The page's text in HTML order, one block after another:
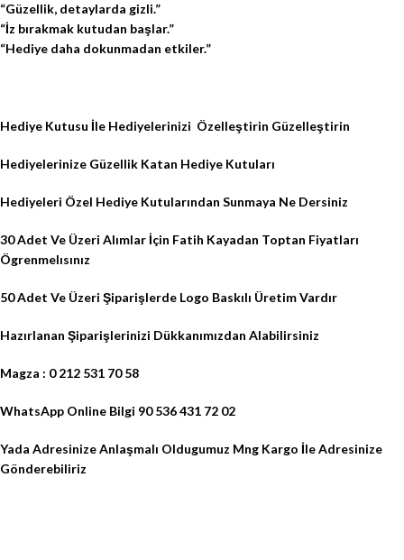
“Güzellik, detaylarda gizli.”
“İz bırakmak kutudan başlar.”
“Hediye daha dokunmadan etkiler.”
Hediye Kutusu İle Hediyelerinizi Özelleştirin Güzelleştirin
Hediyelerinize Güzellik Katan Hediye Kutuları
Hediyeleri Özel Hediye Kutularından Sunmaya Ne Dersiniz
30 Adet Ve Üzeri Alımlar İçin Fatih Kayadan Toptan Fiyatları
Ögrenmelısınız
50 Adet Ve Üzeri Şiparişlerde Logo Baskılı Üretim Vardır
Hazırlanan Şiparişlerinizi Dükkanımızdan Alabilirsiniz
Magza : 0 212 531 70 58
WhatsApp Online Bilgi 90 536 431 72 02
Yada Adresinize Anlaşmalı Oldugumuz Mng Kargo İle Adresinize
Gönderebiliriz